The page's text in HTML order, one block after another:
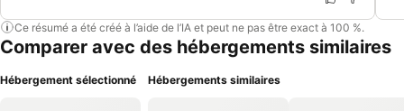
Ce résumé a été créé à l’aide de l’IA et peut ne pas être exact à 100 %.
Comparer avec des hébergements similaires
Hébergement sélectionné Hébergements similaires